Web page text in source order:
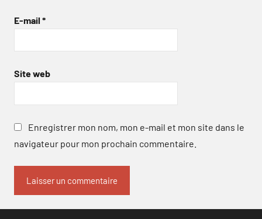
E-mail *
Site web
Enregistrer mon nom, mon e-mail et mon site dans le
navigateur pour mon prochain commentaire.